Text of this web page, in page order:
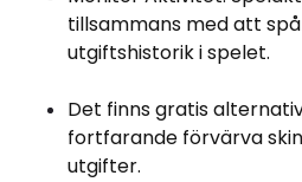
tillsammans med att
utgiftshistorik i spelet.
Det finns gratis
fortfarande förvärva
utgifter.